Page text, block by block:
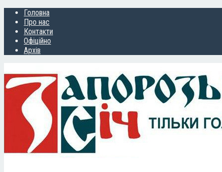
Головна
Про нас
Контакти
Офіційно
Архів